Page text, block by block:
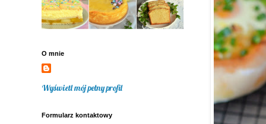
O mnie
Wyświetl mój pełny profil
Formularz kontaktowy